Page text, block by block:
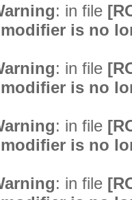
: in file
is no
: in file
is no
: in file
is no
: in file